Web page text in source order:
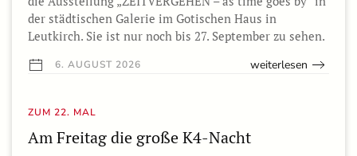
der städtischen Galerie im Gotischen Haus in
Leutkirch. Sie ist nur noch bis 27. September zu sehen.
6. AUGUST 2026 weiterlesen
ZUM 22. MAL
Am Freitag die große K4-Nacht